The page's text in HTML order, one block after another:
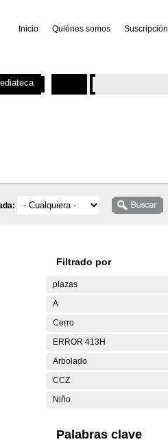
Inicio Quiénes somos Suscripción
Filtrado por
plazas
A
Cerro
ERROR 413H
Arbolado
CCZ
Niño
Palabras clave